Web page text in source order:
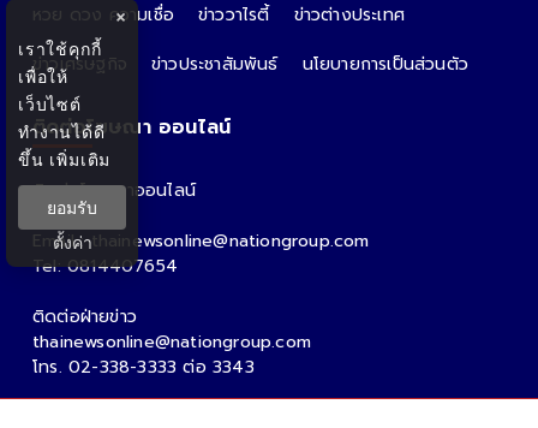
หวย ดวง ความเชื่อ
ข่าววาไรตี้
ข่าวต่างประเทศ
ข่าวเศรษฐกิจ
ข่าวประชาสัมพันธ์ นโยบายการเป็นส่วนตัว
ติดต่อโฆษณา ออนไลน์
ติดต่อโฆษณาออนไลน์
คุณอ้อ
Email : thainewsonline@nationgroup.com
Tel: 0814407654
ติดต่อฝ่ายข่าว
thainewsonline@nationgroup.com
โทร. 02-338-3333 ต่อ 3343
×
เราใช้คุกกี้
เพื่อให้
เว็บไซต์
ทำงานได้ดี
ขึ้น เพิ่มเติม
ยอมรับ
ตั้งค่า